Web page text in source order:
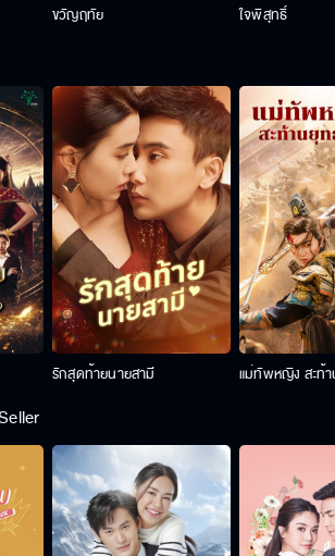
ขวัญฤทัย ใจพิสุทธิ์
รักสุดท้ายนายสามี แม่ทัพหญิง สะท้